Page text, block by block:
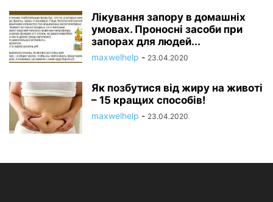
Лікування запору в домашніх
умовах. Проносні засоби при
запорах для людей...
maxwelhelp - 23.04.2020
Як позбутися від жиру на животі
– 15 кращих способів!
maxwelhelp - 23.04.2020